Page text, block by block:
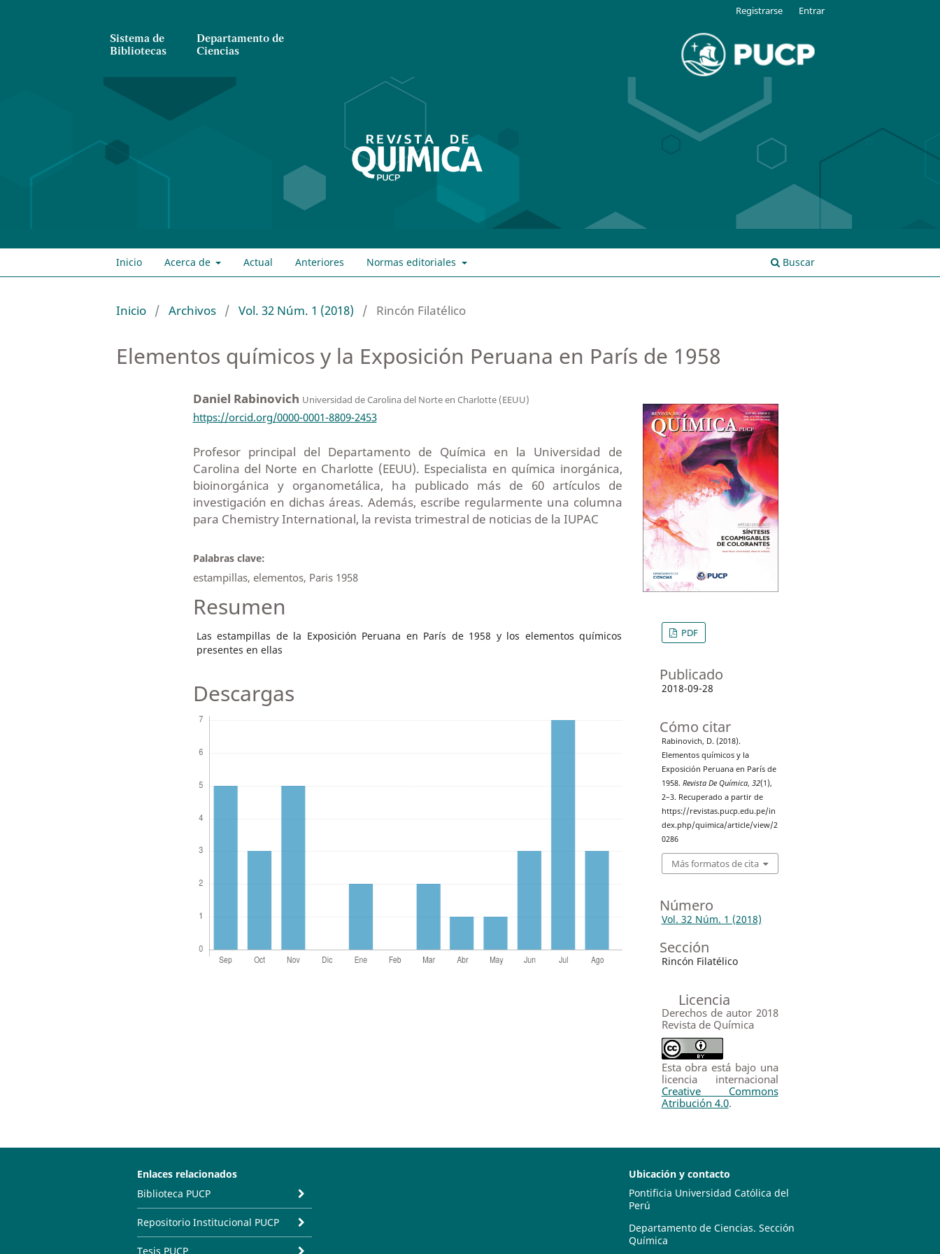
Sistema de
Bibliotecas
Departamento de
Ciencias
Inicio Acerca de Actual Anteriores Normas editoriales Buscar
Registrarse Entrar
Inicio / Archivos / Vol. 32 Núm. 1 (2018) / Rincón Filatélico
Elementos químicos y la Exposición Peruana en París de 1958
Daniel Rabinovich Universidad de Carolina del Norte en Charlotte (EEUU)
https://orcid.org/0000-0001-8809-2453
Profesor principal del Departamento de Química en la Universidad de
Carolina del Norte en Charlotte (EEUU). Especialista en química inorgánica,
bioinorgánica y organometálica, ha publicado más de 60 artículos de
investigación en dichas áreas. Además, escribe regularmente una columna
para Chemistry International, la revista trimestral de noticias de la IUPAC
Palabras clave:
estampillas, elementos, Paris 1958
Resumen
Las estampillas de la Exposición Peruana en París de 1958 y los elementos químicos
presentes en ellas
Descargas
PDF
Publicado
2018-09-28
Cómo citar
Rabinovich, D. (2018).
Elementos químicos y la
Exposición Peruana en París de
1958. Revista De Química, 32(1),
2–3. Recuperado a partir de
https://revistas.pucp.edu.pe/in
dex.php/quimica/article/view/2
0286
Más formatos de cita
Número
Vol. 32 Núm. 1 (2018)
Sección
Rincón Filatélico
Licencia
Derechos de autor 2018
Revista de Química
Esta obra está bajo una
licencia internacional
Creative Commons
Atribución 4.0.
Enlaces relacionados
Biblioteca PUCP
Repositorio Institucional PUCP
Tesis PUCP
Ubicación y contacto
Pontificia Universidad Católica del
Perú
Departamento de Ciencias. Sección
Química